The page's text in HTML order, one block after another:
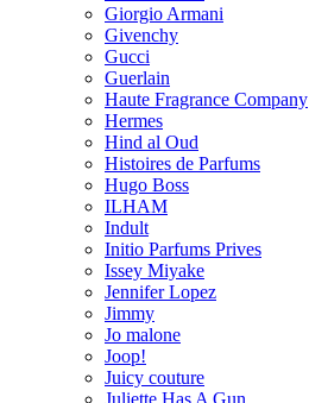
Giorgio Armani
Givenchy
Gucci
Guerlain
Haute Fragrance Company
Hermes
Hind al Oud
Histoires de Parfums
Hugo Boss
ILHAM
Indult
Initio Parfums Prives
Issey Miyake
Jennifer Lopez
Jimmy
Jo malone
Joop!
Juicy couture
Juliette Has A Gun